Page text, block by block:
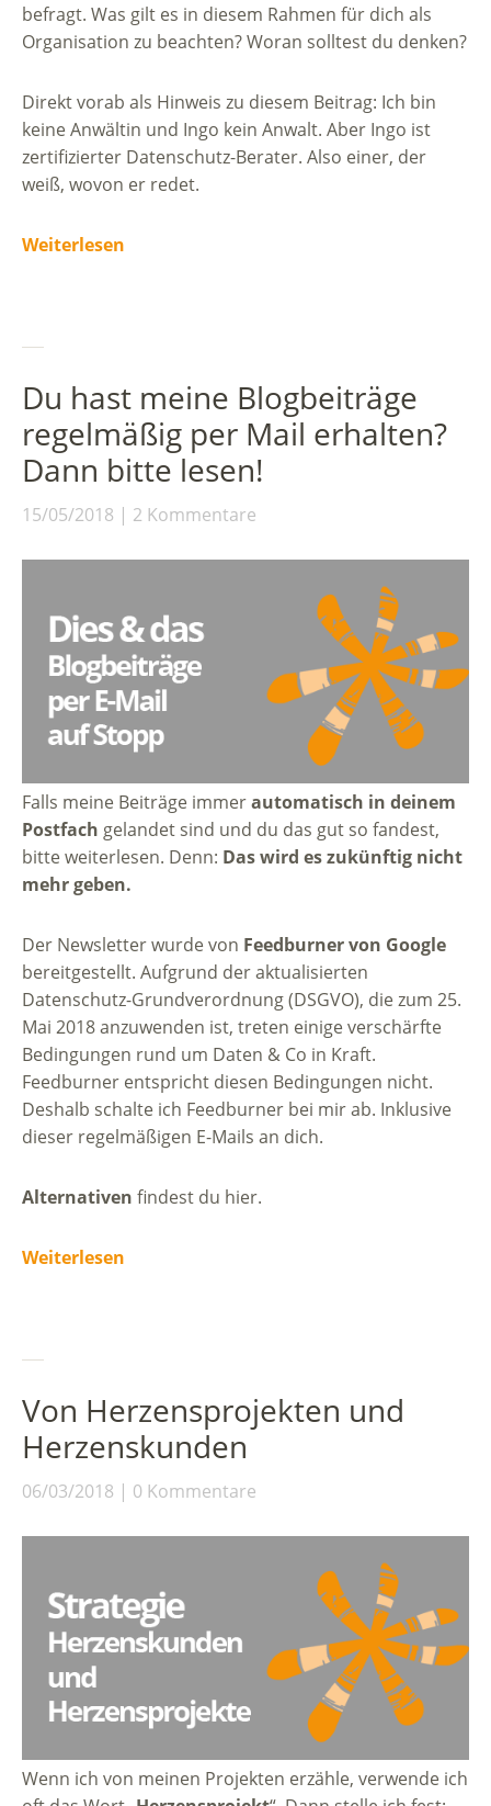
befragt. Was gilt es in diesem Rahmen für dich als
Organisation zu beachten? Woran solltest du denken?
Direkt vorab als Hinweis zu diesem Beitrag: Ich bin
keine Anwältin und Ingo kein Anwalt. Aber Ingo ist
zertifizierter Datenschutz-Berater. Also einer, der
weiß, wovon er redet.
Weiterlesen
Du hast meine Blogbeiträge
regelmäßig per Mail erhalten?
Dann bitte lesen!
15/05/2018 2 Kommentare
Falls meine Beiträge immerautomatisch in deinem
Postfach gelandet sind und du das gut so fandest,
bitte weiterlesen. Denn: Das wird es zukünftig nicht
mehr geben.
Der Newsletter wurde von Feedburner von Google
bereitgestellt. Aufgrund der aktualisierten
Datenschutz-Grundverordnung (DSGVO), die zum 25.
Mai 2018 anzuwenden ist, treten einige verschärfte
Bedingungen rund um Daten & Co in Kraft.
Feedburner entspricht diesen Bedingungen nicht.
Deshalb schalte ich Feedburner bei mir ab. Inklusive
dieser regelmäßigen E-Mails an dich.
Alternativen findest du hier.
Weiterlesen
Von Herzensprojekten und
Herzenskunden
06/03/2018 0 Kommentare
Wenn ich von meinen Projekten erzähle, verwende ich